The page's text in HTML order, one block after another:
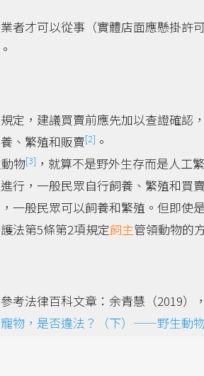
者才可以從事（實體店面應懸掛許
。
定，建議買賣前應先加以查證確認
、繁殖和販賣[2] 。
物[3] ，就算不是野外生存而是人工
行，一般民眾自行飼養、繁殖和買
一般民眾可以飼養和繁殖。但即使
法第5條第2項規定飼主管領動物的
考法律百科文章：余青慧（2019）
物，是否違法？（下）——野生動